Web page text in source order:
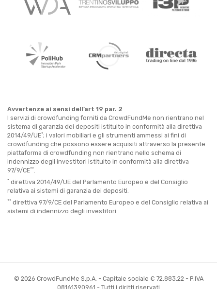
Avvertenze ai sensi dell’art 19 par. 2
I servizi di crowdfunding forniti da CrowdFundMe non rientrano nel
sistema di garanzia dei depositi istituito in conformità alla direttiva
2014/49/UE*; i valori mobiliari e gli strumenti ammessi ai fini di
crowdfunding che possono essere acquisiti attraverso la presente
piattaforma di crowdfunding non rientrano nello schema di
indennizzo degli investitori istituito in conformità alla direttiva
97/9/CE**.
* direttiva 2014/49/UE del Parlamento Europeo e del Consiglio
relativa ai sistemi di garanzia dei depositi.
** direttiva 97/9/CE del Parlamento Europeo e del Consiglio relativa ai
sistemi di indennizzo degli investitori.
© 2026 CrowdFundMe S.p.A. - Capitale sociale € 72.883,22 - P.IVA
08161390961 - Tutti i diritti riservati